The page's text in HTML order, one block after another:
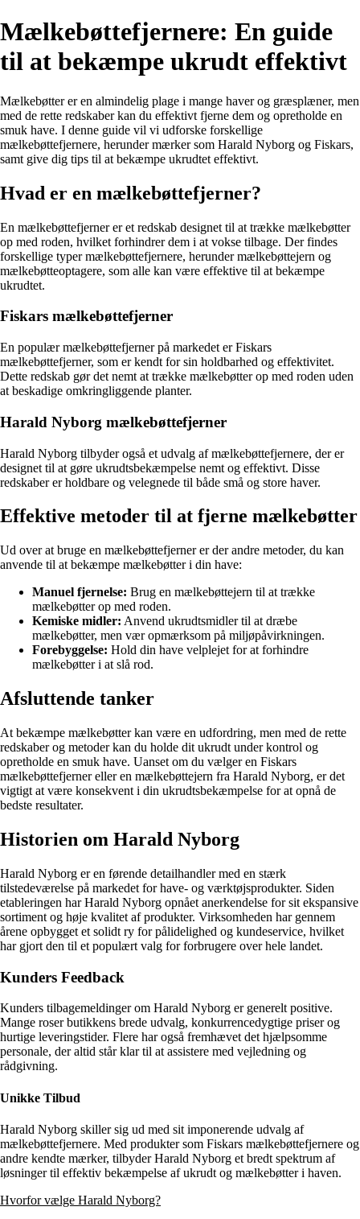
Mælkebøttefjernere: En guide
til at bekæmpe ukrudt effektivt
Mælkebøtter er en almindelig plage i mange haver og græsplæner, men
med de rette redskaber kan du effektivt fjerne dem og opretholde en
smuk have. I denne guide vil vi udforske forskellige
mælkebøttefjernere, herunder mærker som Harald Nyborg og Fiskars,
samt give dig tips til at bekæmpe ukrudtet effektivt.
Hvad er en mælkebøttefjerner?
En mælkebøttefjerner er et redskab designet til at trække mælkebøtter
op med roden, hvilket forhindrer dem i at vokse tilbage. Der findes
forskellige typer mælkebøttefjernere, herunder mælkebøttejern og
mælkebøtteoptagere, som alle kan være effektive til at bekæmpe
ukrudtet.
Fiskars mælkebøttefjerner
En populær mælkebøttefjerner på markedet er Fiskars
mælkebøttefjerner, som er kendt for sin holdbarhed og effektivitet.
Dette redskab gør det nemt at trække mælkebøtter op med roden uden
at beskadige omkringliggende planter.
Harald Nyborg mælkebøttefjerner
Harald Nyborg tilbyder også et udvalg af mælkebøttefjernere, der er
designet til at gøre ukrudtsbekæmpelse nemt og effektivt. Disse
redskaber er holdbare og velegnede til både små og store haver.
Effektive metoder til at fjerne mælkebøtter
Ud over at bruge en mælkebøttefjerner er der andre metoder, du kan
anvende til at bekæmpe mælkebøtter i din have:
Manuel fjernelse: Brug en mælkebøttejern til at trække
mælkebøtter op med roden.
Kemiske midler: Anvend ukrudtsmidler til at dræbe
mælkebøtter, men vær opmærksom på miljøpåvirkningen.
Forebyggelse: Hold din have velplejet for at forhindre
mælkebøtter i at slå rod.
Afsluttende tanker
At bekæmpe mælkebøtter kan være en udfordring, men med de rette
redskaber og metoder kan du holde dit ukrudt under kontrol og
opretholde en smuk have. Uanset om du vælger en Fiskars
mælkebøttefjerner eller en mælkebøttejern fra Harald Nyborg, er det
vigtigt at være konsekvent i din ukrudtsbekæmpelse for at opnå de
bedste resultater.
Historien om Harald Nyborg
Harald Nyborg er en førende detailhandler med en stærk
tilstedeværelse på markedet for have- og værktøjsprodukter. Siden
etableringen har Harald Nyborg opnået anerkendelse for sit ekspansive
sortiment og høje kvalitet af produkter. Virksomheden har gennem
årene opbygget et solidt ry for pålidelighed og kundeservice, hvilket
har gjort den til et populært valg for forbrugere over hele landet.
Kunders Feedback
Kunders tilbagemeldinger om Harald Nyborg er generelt positive.
Mange roser butikkens brede udvalg, konkurrencedygtige priser og
hurtige leveringstider. Flere har også fremhævet det hjælpsomme
personale, der altid står klar til at assistere med vejledning og
rådgivning.
Unikke Tilbud
Harald Nyborg skiller sig ud med sit imponerende udvalg af
mælkebøttefjernere. Med produkter som Fiskars mælkebøttefjernere og
andre kendte mærker, tilbyder Harald Nyborg et bredt spektrum af
løsninger til effektiv bekæmpelse af ukrudt og mælkebøtter i haven.
Hvorfor vælge Harald Nyborg?